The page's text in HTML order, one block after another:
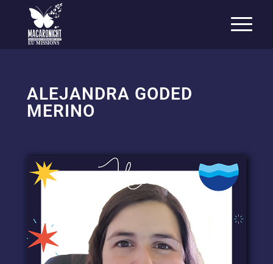
EU MISSIONS
ALEJANDRA GODED
MERINO